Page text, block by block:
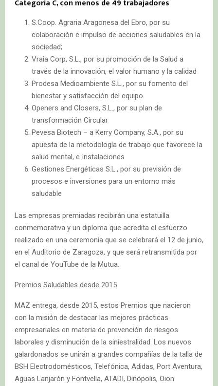
Categoría C, con menos de 49 trabajadores
S.Coop. Agraria Aragonesa del Ebro, por su
colaboración e impulso de acciones saludables en la
sociedad;
Vraia Corp, S.L., por su promoción de la Salud a
través de la innovación, el valor humano y la calidad
Prodesa Medioambiente S.L., por su fomento del
bienestar y satisfacción del equipo
Openers and Closers, S.L., por su plan de
transformación Circular
Pevesa Biotech – a Kerry Company, S.A., por su
apuesta de la metodología de trabajo que favorece la
salud mental, e Instalaciones
Gestiones Energéticas S.L., por su previsión de
procesos e inversiones para un entorno más
saludable
Las empresas premiadas recibirán una estatuilla
conmemorativa y un diploma que acredita el esfuerzo
realizado en una ceremonia que se celebrará el 12 de junio,
en el Auditorio de Zaragoza, y que será retransmitida por
el canal de YouTube de la Mutua.
Premios Saludables desde 2015
MAZ entrega, desde 2015, estos Premios que nacieron
con la misión de destacar las mejores prácticas
empresariales en materia de prevención de riesgos
laborales y disminución de la siniestralidad. Los nuevos
galardonados se unirán a grandes compañías de la talla de
BSH Electrodomésticos, Telefónica, Adidas, Port Aventura,
Aguas Lanjarón y Fontvella, ATADI, Dinópolis, Oion